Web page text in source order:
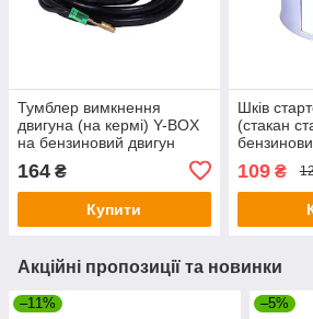
Тумблер вимкнення
двигуна (на кермі) Y-BOX
на бензиновий двигун
164 ₴
Купити
Шків
(стакан
109₴
Акційні пропозиції та новинки
–11% –5%